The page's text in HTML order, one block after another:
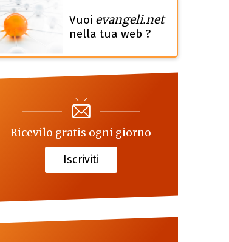
Vuoi evangeli.net
nella tua web ?
Ricevilo gratis ogni giorno
Iscriviti